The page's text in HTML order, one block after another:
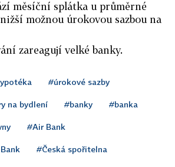
měsíční splátka u průměrné
možnou úrokovou sazbou na
zareagují velké banky.
#úrokové sazby
na bydlení #banky #banka
#Air Bank
#Česká spořitelna